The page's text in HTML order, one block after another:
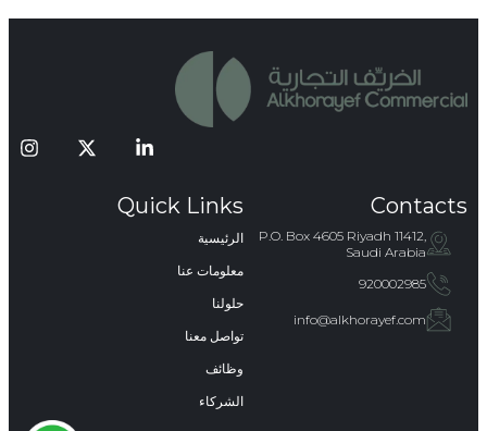
Contacts
P.O. Box 4605 Riyadh 11412,
Saudi Arabia
920002985
info@alkhorayef.com​​​
Quick Links
الرئيسية
معلومات عنا
حلولنا
تواصل معنا
وظائف
الشركاء